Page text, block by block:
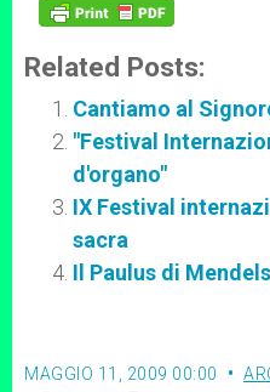
Related Posts:
Cantiamo al
"Festival
d'organo"
IX Festival
sacra
Il Paulus di
MAGGIO 11, 2009 00:00